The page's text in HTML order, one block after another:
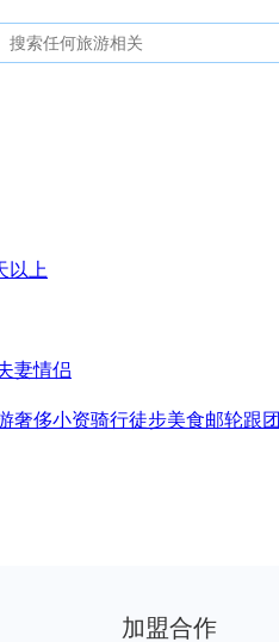
以上
妻情侣
奢侈小资骑行徒步美食邮轮跟团
加盟合作